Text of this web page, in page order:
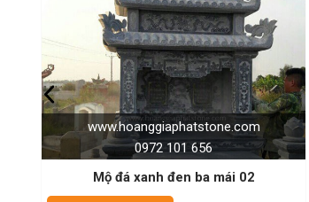
www.hoanggiaphatstone.com
0972 101 656
Mộ đá xanh đen bát giác 01